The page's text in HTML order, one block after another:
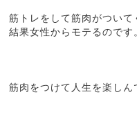
筋トレをして筋肉がついて
結果女性からモテるのです
筋肉をつけて人生を楽しん